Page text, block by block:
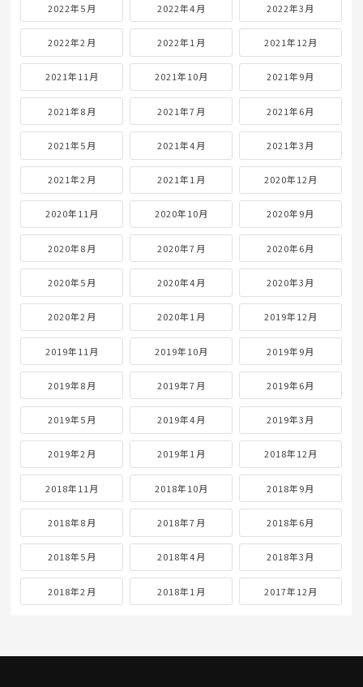
2022年5月 2022年4月 2022年3月
2022年2月 2022年1月 2021年12月
2021年11月 2021年10月 2021年9月
2021年8月 2021年7月 2021年6月
2021年5月 2021年4月 2021年3月
2021年2月 2021年1月 2020年12月
2020年11月 2020年10月 2020年9月
2020年8月 2020年7月 2020年6月
2020年5月 2020年4月 2020年3月
2020年2月 2020年1月 2019年12月
2019年11月 2019年10月 2019年9月
2019年8月 2019年7月 2019年6月
2019年5月 2019年4月 2019年3月
2019年2月 2019年1月 2018年12月
2018年11月 2018年10月 2018年9月
2018年8月 2018年7月 2018年6月
2018年5月 2018年4月 2018年3月
2018年2月 2018年1月 2017年12月